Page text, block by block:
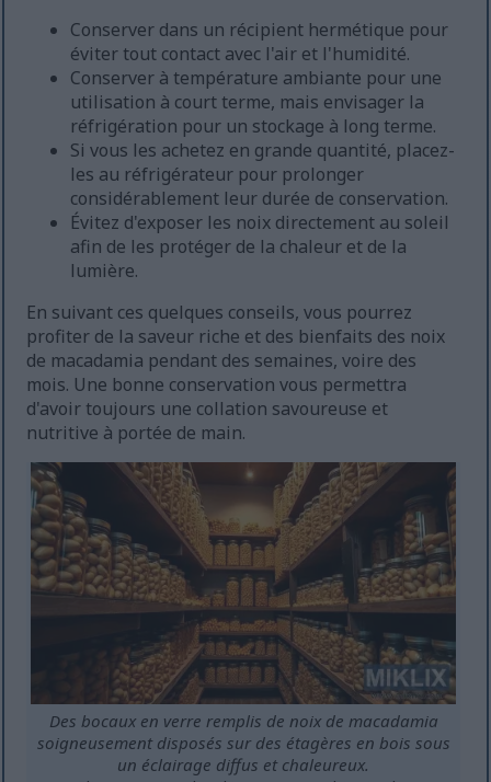
Conserver dans un récipient hermétique pour
éviter tout contact avec l'air et l'humidité.
Conserver à température ambiante pour une
utilisation à court terme, mais envisager la
réfrigération pour un stockage à long terme.
Si vous les achetez en grande quantité, placez-
les au réfrigérateur pour prolonger
considérablement leur durée de conservation.
Évitez d'exposer les noix directement au soleil
afin de les protéger de la chaleur et de la
lumière.
En suivant ces quelques conseils, vous pourrez
profiter de la saveur riche et des bienfaits des noix
de macadamia pendant des semaines, voire des
mois. Une bonne conservation vous permettra
d'avoir toujours une collation savoureuse et
nutritive à portée de main.
Des bocaux en verre remplis de noix de macadamia
soigneusement disposés sur des étagères en bois sous
un éclairage diffus et chaleureux.